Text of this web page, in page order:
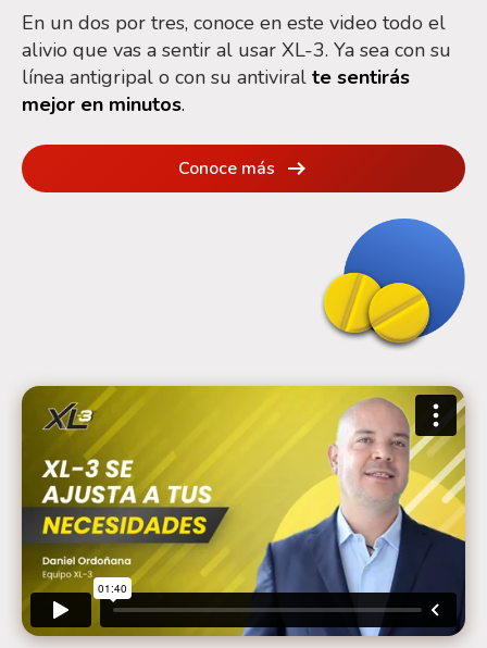
En un dos por tres, conoce en este video todo el
alivio que vas a sentir al usar XL-3. Ya sea con su
línea antigripal o con su antiviral te sentirás
mejor en minutos.
Conoce más